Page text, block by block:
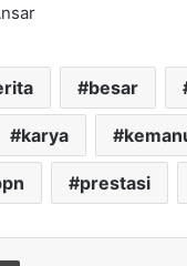
besar
karya
prestasi